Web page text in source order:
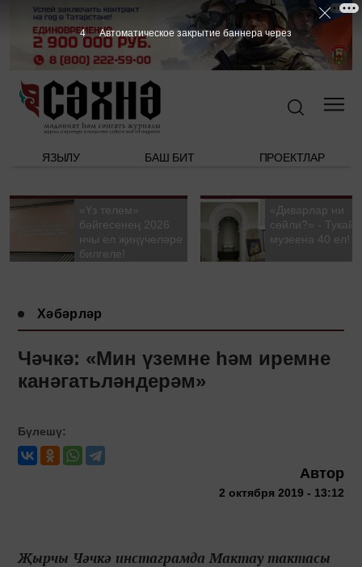
ЯЗЫЛУ БАШ БИТ ПРОЕКТЛАР
«Үз телем»
бәйгесенең 2026
нчы ел җиңүчеләре
билгеле!
«Диварлар ни
сөйли?» - Тукай
музеена 40 ел!
Хәбәрләр
Чәчкә: «Мин үземне һәм иремне
канәгатьләндерәм»
Бүлешү:
Автор
2 октября 2019 - 13:12
Җырчы Чәчкә инстаграмда Мактау тактасы
3 Автоматическое закрытие баннера через